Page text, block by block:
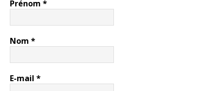
Prénom *
Nom *
E-mail *